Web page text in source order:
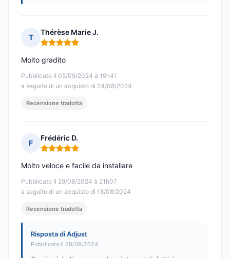
T
Thérèse Marie J.
Nota: 5 su 5
Pubblicato il 05/09/2024 à 19h41
a seguito di un acquisto di 24/08/2024
Molto gradito
Recensione tradotta
F
Frédéric D.
Nota: 5 su 5
Pubblicato il 29/08/2024 à 21h07
a seguito di un acquisto di 18/08/2024
Molto veloce e facile da installare
Recensione tradotta
Risposta di Adjust
Pubblicata il 28/09/2024